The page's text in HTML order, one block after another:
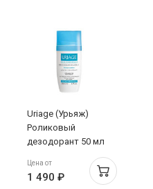
Uriage (Урьяж)
Роликовый
дезодорант 50 мл
Цена от
1 490 ₽